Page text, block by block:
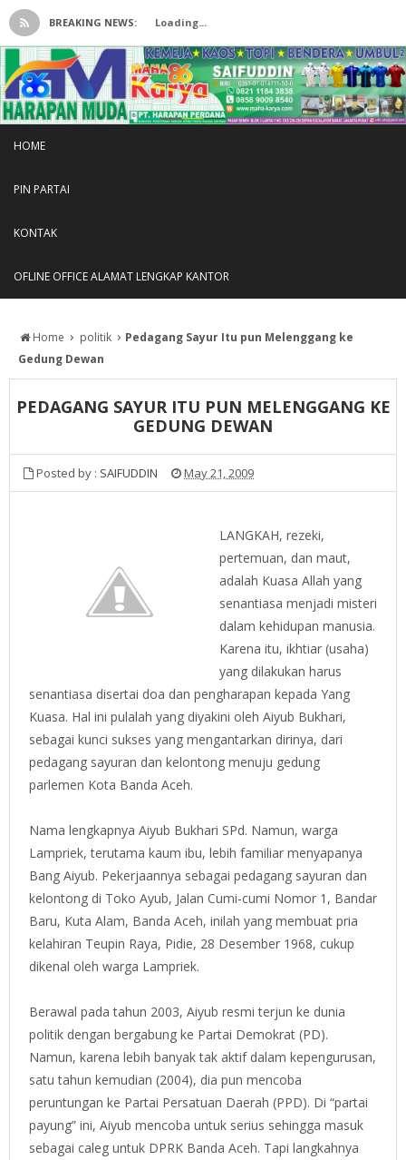
BREAKING NEWS: Loading...
HOME
PIN PARTAI
KONTAK
OFLINE OFFICE ALAMAT LENGKAP KANTOR
Home › politik › Pedagang Sayur Itu pun Melenggang ke
Gedung Dewan
PEDAGANG SAYUR ITU PUN MELENGGANG KE
GEDUNG DEWAN
Posted by : SAIFUDDIN May 21, 2009
LANGKAH, rezeki,
pertemuan, dan maut,
adalah Kuasa Allah yang
senantiasa menjadi misteri
dalam kehidupan manusia.
Karena itu, ikhtiar (usaha)
yang dilakukan harus
senantiasa disertai doa dan pengharapan kepada Yang
Kuasa. Hal ini pulalah yang diyakini oleh Aiyub Bukhari,
sebagai kunci sukses yang mengantarkan dirinya, dari
pedagang sayuran dan kelontong menuju gedung
parlemen Kota Banda Aceh.
Nama lengkapnya Aiyub Bukhari SPd. Namun, warga
Lampriek, terutama kaum ibu, lebih familiar menyapanya
Bang Aiyub. Pekerjaannya sebagai pedagang sayuran dan
kelontong di Toko Ayub, Jalan Cumi-cumi Nomor 1, Bandar
Baru, Kuta Alam, Banda Aceh, inilah yang membuat pria
kelahiran Teupin Raya, Pidie, 28 Desember 1968, cukup
dikenal oleh warga Lampriek.
Berawal pada tahun 2003, Aiyub resmi terjun ke dunia
politik dengan bergabung ke Partai Demokrat (PD).
Namun, karena lebih banyak tak aktif dalam kepengurusan,
satu tahun kemudian (2004), dia pun mencoba
peruntungan ke Partai Persatuan Daerah (PPD). Di “partai
payung” ini, Aiyub mencoba untuk serius sehingga masuk
sebagai caleg untuk DPRK Banda Aceh. Tapi langkahnya